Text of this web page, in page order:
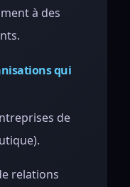
à des
qui
de
relations